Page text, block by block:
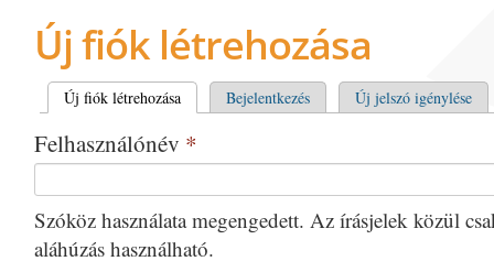
Új fiók létrehozása
Elsődleges fülek
Új fiók létrehozása(aktív fül)Bejelentkezés Új jelszó igénylése
Felhasználónév *
Szóköz használata megengedett. Az írásjelek közül
aláhúzás használható.